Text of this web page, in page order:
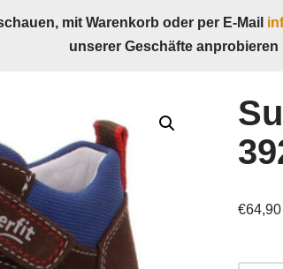
mit Warenkorb oder per E-Mail
unserer Geschäfte
€64,90